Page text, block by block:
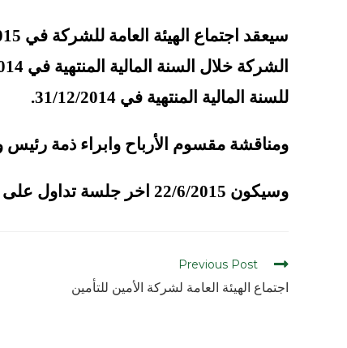
للسنة المالية المنتهية في 31/12/2014.
ومناقشة مقسوم الأرباح وابراء ذمة
وسيكون 22/6/2015 اخر جلسة تداول على أسهم الشركة.
Previous Post
اجتماع الهيئة العامة لشركة الأمين للتأمين